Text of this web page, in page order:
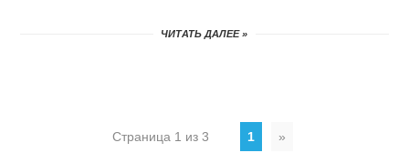
ЧИТАТЬ ДАЛЕЕ »
Страница 1 из 3 1 »